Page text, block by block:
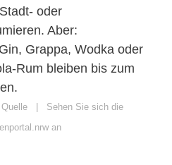
oder
Aber:
Grappa, Wodka oder
Rum bleiben bis zum
| Sehen Sie sich die
an